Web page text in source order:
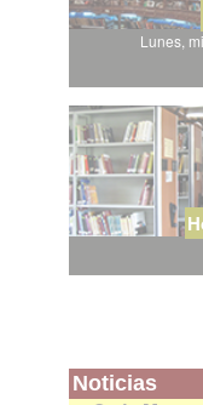
Lunes,
Noticias